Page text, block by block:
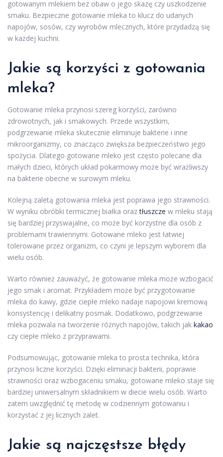
gotowanym mlekiem bez obaw o jego skazę czy uszkodzenie
smaku. Bezpieczne gotowanie mleka to klucz do udanych
napojów, sosów, czy wyrobów mlecznych, które przydadzą się
w każdej kuchni.
Jakie są korzyści z gotowania
mleka?
Gotowanie mleka przynosi szereg korzyści, zarówno
zdrowotnych, jak i smakowych. Przede wszystkim,
podgrzewanie mleka skutecznie eliminuje bakterie i inne
mikroorganizmy, co znacząco zwiększa bezpieczeństwo jego
spożycia. Dlatego gotowane mleko jest często polecane dla
małych dzieci, których układ pokarmowy może być wrażliwszy
na bakterie obecne w surowym mleku.
Kolejną zaletą gotowania mleka jest poprawa jego strawności.
W wyniku obróbki termicznej białka oraztłuszcze w mleku stają
się bardziej przyswajalne, co może być korzystne dla osób z
problemami trawiennymi. Gotowane mleko jest łatwiej
tolerowane przez organizm, co czyni je lepszym wyborem dla
wielu osób.
Warto również zauważyć, że gotowanie mleka może wzbogacić
jego smak i aromat. Przykładem może być przygotowanie
mleka do kawy, gdzie ciepłe mleko nadaje napojowi kremową
konsystencję i delikatny posmak. Dodatkowo, podgrzewanie
mleka pozwala na tworzenie różnych napojów, takich jak kakao
czy ciepłe mleko z przyprawami.
Podsumowując, gotowanie mleka to prosta technika, która
przynosi liczne korzyści. Dzięki eliminacji bakterii, poprawie
strawności oraz wzbogaceniu smaku, gotowane mleko staje się
bardziej uniwersalnym składnikiem w diecie wielu osób. Warto
zatem uwzględnić tę metodę w codziennym gotowaniu i
korzystać z jej licznych zalet.
Jakie są najczęstsze błędy